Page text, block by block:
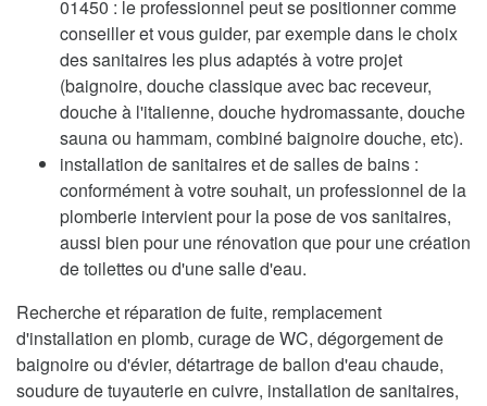
01450 : le professionnel peut se positionner comme
conseiller et vous guider, par exemple dans le choix
des sanitaires les plus adaptés à votre projet
(baignoire, douche classique avec bac receveur,
douche à l'italienne, douche hydromassante, douche
sauna ou hammam, combiné baignoire douche, etc).
installation de sanitaires et de salles de bains :
conformément à votre souhait, un professionnel de la
plomberie intervient pour la pose de vos sanitaires,
aussi bien pour une rénovation que pour une création
de toilettes ou d'une salle d'eau.
Recherche et réparation de fuite, remplacement
d'installation en plomb, curage de WC, dégorgement de
baignoire ou d'évier, détartrage de ballon d'eau chaude,
soudure de tuyauterie en cuivre, installation de sanitaires,